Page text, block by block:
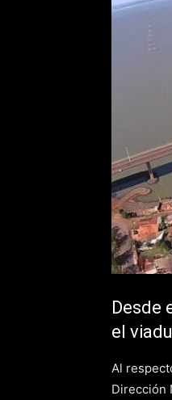
Desde
el
Al
Dirección